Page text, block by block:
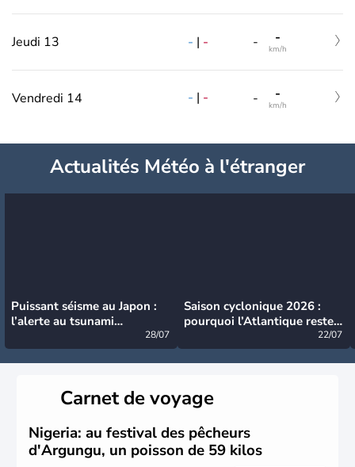
Jeudi 13 - | - - -
km/h
Vendredi 14 - | - - -
km/h
Actualités Météo à l'étranger
Puissant séisme au Japon :
l’alerte au tsunami
28/07
Saison cyclonique 2026 :
pourquoi l’Atlantique reste
22/07
Carnet de voyage
Nigeria: au festival des pêcheurs
d'Argungu, un poisson de 59 kilos